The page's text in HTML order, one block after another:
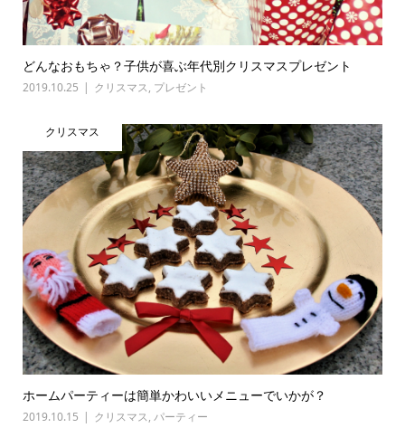
どんなおもちゃ？子供が喜ぶ年代別クリスマスプレゼント
2019.10.25 クリスマス, プレゼント
クリスマス
ホームパーティーは簡単かわいいメニューでいかが？
2019.10.15 クリスマス, パーティー